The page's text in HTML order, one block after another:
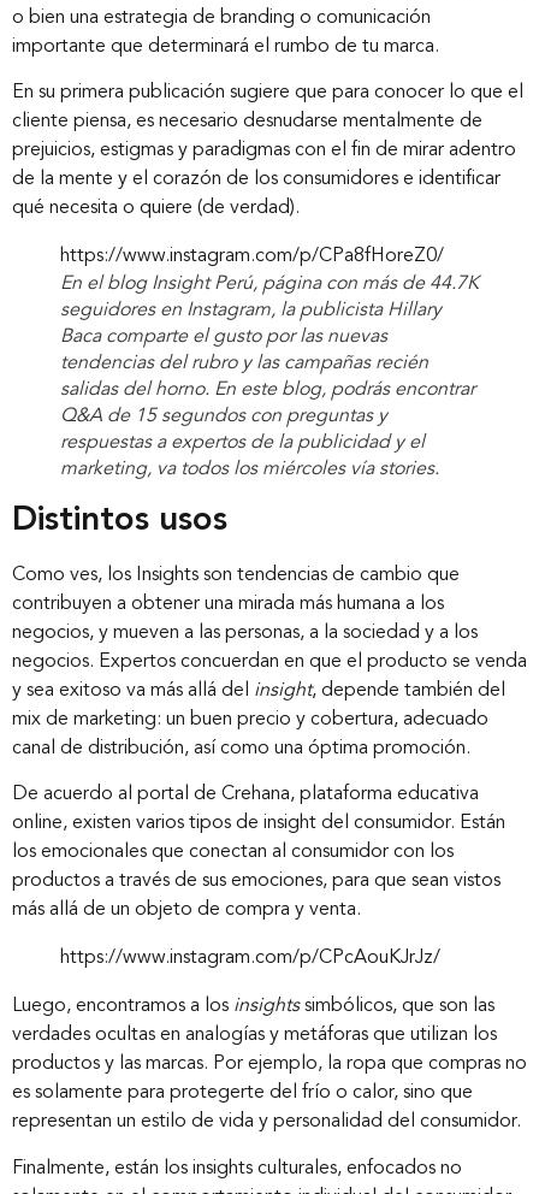
o bien una estrategia de branding o comunicación
importante que determinará el rumbo de tu marca.
En su primera publicación sugiere que para conocer lo que el
cliente piensa, es necesario desnudarse mentalmente de
prejuicios, estigmas y paradigmas con el fin de mirar adentro
de la mente y el corazón de los consumidores e identificar
qué necesita o quiere (de verdad).
https://www.instagram.com/p/CPa8fHoreZ0/
En el blog Insight Perú, página con más de 44.7K
seguidores en Instagram, la publicista Hillary
Baca comparte el gusto por las nuevas
tendencias del rubro y las campañas recién
salidas del horno. En este blog, podrás encontrar
Q&A de 15 segundos con preguntas y
respuestas a expertos de la publicidad y el
marketing, va todos los miércoles vía stories.
Distintos usos
Como ves, los Insights son tendencias de cambio que
contribuyen a obtener una mirada más humana a los
negocios, y mueven a las personas, a la sociedad y a los
negocios. Expertos concuerdan en que el producto se venda
y sea exitoso va más allá del insight, depende también del
mix de marketing: un buen precio y cobertura, adecuado
canal de distribución, así como una óptima promoción.
De acuerdo al portal de Crehana, plataforma educativa
online, existen varios tipos de insight del consumidor. Están
los emocionales que conectan al consumidor con los
productos a través de sus emociones, para que sean vistos
más allá de un objeto de compra y venta.
https://www.instagram.com/p/CPcAouKJrJz/
Luego, encontramos a los insightssimbólicos, que son las
verdades ocultas en analogías y metáforas que utilizan los
productos y las marcas. Por ejemplo, la ropa que compras no
es solamente para protegerte del frío o calor, sino que
representan un estilo de vida y personalidad del consumidor.
Finalmente, están los insights culturales, enfocados no